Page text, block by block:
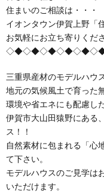
住まいのご相談は・・・
イオンタウン伊賀上野「
お気軽にお立ち寄りくだ
三重県産材のモデルハウ
地元の気候風土で育った
環境や省エネにも配慮し
伊賀市大山田猿野にある
ス！！
自然素材に包まれる「心
て下さい。
モデルハウスのご見学は
いただけます。